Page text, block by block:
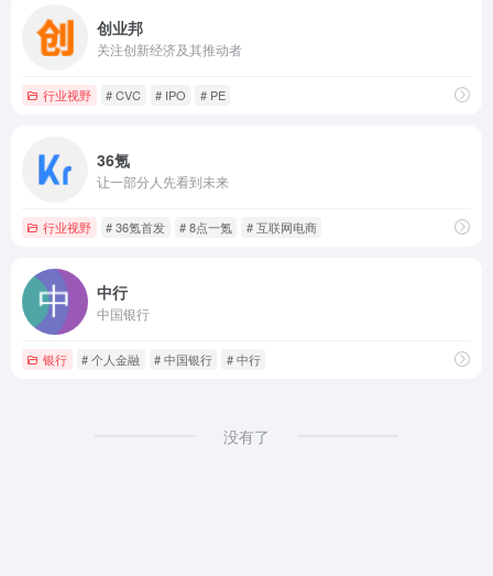
创业邦
关注创新经济及其推动者
行业视野 # CVC # IPO # PE
36氪
让一部分人先看到未来
行业视野 # 36氪首发 # 8点一氪 # 互联网电商
中行
中国银行
银行 # 个人金融 # 中国银行 # 中行
没有了